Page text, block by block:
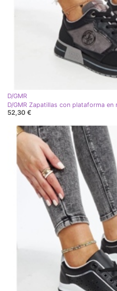
D/GMR
D/GMR Zapatillas con plataforma en
52,30 €